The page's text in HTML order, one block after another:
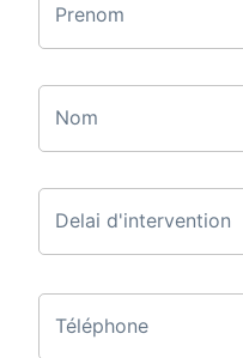
Prenom
Nom
Delai d'intervention
Téléphone